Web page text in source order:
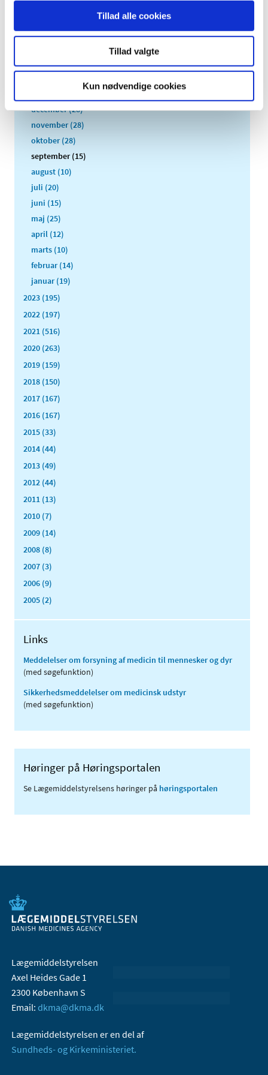
Tillad alle cookies
Tillad valgte
Kun nødvendige cookies
december (28)
november (28)
oktober (28)
september (15)
august (10)
juli (20)
juni (15)
maj (25)
april (12)
marts (10)
februar (14)
januar (19)
2023 (195)
2022 (197)
2021 (516)
2020 (263)
2019 (159)
2018 (150)
2017 (167)
2016 (167)
2015 (33)
2014 (44)
2013 (49)
2012 (44)
2011 (13)
2010 (7)
2009 (14)
2008 (8)
2007 (3)
2006 (9)
2005 (2)
Links
Meddelelser om forsyning af medicin til mennesker og dyr
(med søgefunktion)
Sikkerhedsmeddelelser om medicinsk udstyr
(med søgefunktion)
Høringer på Høringsportalen
Se Lægemiddelstyrelsens høringer på høringsportalen
Lægemiddelstyrelsen
Axel Heides Gade 1
2300 København S
Email: dkma@dkma.dk
Lægemiddelstyrelsen er en del af
Sundheds- og Kirkeministeriet.